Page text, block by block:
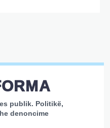
publik. Politikë,
denoncime